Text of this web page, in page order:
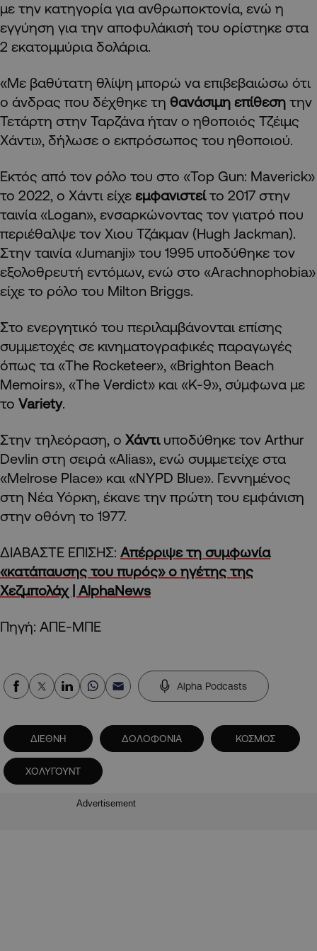
με την κατηγορία για ανθρωποκτονία, ενώ η
εγγύηση για την αποφυλάκισή του ορίστηκε στα
2 εκατομμύρια δολάρια.
«Με βαθύτατη θλίψη μπορώ να επιβεβαιώσω ότι
ο άνδρας που δέχθηκε τη θανάσιμη επίθεση την
Τετάρτη στην Ταρζάνα ήταν ο ηθοποιός Τζέιμς
Χάντι», δήλωσε ο εκπρόσωπος του ηθοποιού.
Εκτός από τον ρόλο του στο «Top Gun: Maverick»
το 2022, ο Χάντι είχε εμφανιστείτο 2017 στην
ταινία «Logan», ενσαρκώνοντας τον γιατρό που
περιέθαλψε τον Χιου Τζάκμαν (Hugh Jackman).
Στην ταινία «Jumanji» του 1995 υποδύθηκε τον
εξολοθρευτή εντόμων, ενώ στο «Arachnophobia»
είχε το ρόλο του Milton Briggs.
Στο ενεργητικό του περιλαμβάνονται επίσης
συμμετοχές σε κινηματογραφικές παραγωγές
όπως τα «The Rocketeer», «Brighton Beach
Memoirs», «The Verdict» και «K-9», σύμφωνα με
το Variety.
Στην τηλεόραση, ο Χάντι υποδύθηκε τον Arthur
Devlin στη σειρά «Alias», ενώ συμμετείχε στα
«Melrose Place» και «NYPD Blue». Γεννημένος
στη Νέα Υόρκη, έκανε την πρώτη του εμφάνιση
στην οθόνη το 1977.
ΔΙΑΒΑΣΤΕ ΕΠΙΣΗΣ: Απέρριψε τη συμφωνία
«κατάπαυσης του πυρός» ο ηγέτης της
Χεζμπολάχ | AlphaNews
Πηγή: ΑΠΕ-ΜΠΕ
Alpha Podcasts
ΔΙΕΘΝΗ ΔΟΛΟΦΟΝΙΑ ΚΟΣΜΟΣ
ΧΟΛΥΓΟΥΝΤ
Advertisement